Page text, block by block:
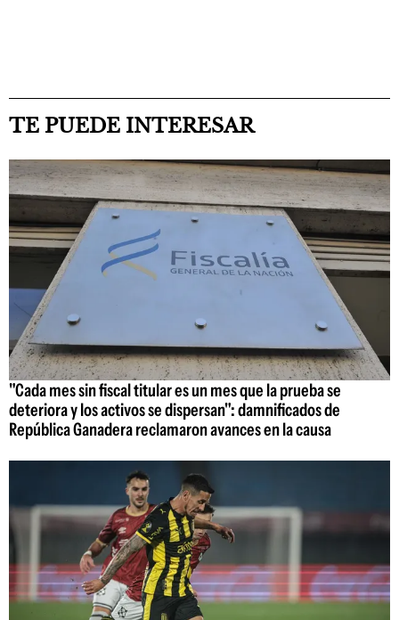
TE PUEDE INTERESAR
"Cada mes sin fiscal titular es un mes que la prueba se
deteriora y los activos se dispersan": damnificados de
República Ganadera reclamaron avances en la causa